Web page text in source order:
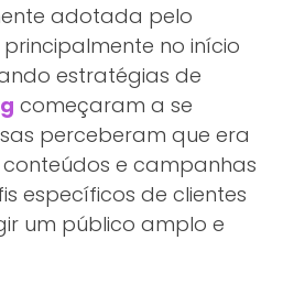
adotada pelo
principalmente no início
estratégias de
começaram a se
perceberam que era
e campanhas
específicos de clientes
um público amplo e